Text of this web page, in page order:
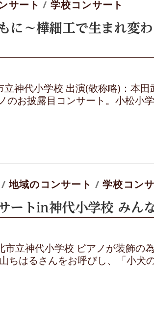
サート / 学校コンサート
に～樺細工で生まれ変
神代小学校 出演(敬称略)：本
のお披露目コンサート。小松小
/地域のコンサート /学校コン
ートin神代小学校 みん
立神代小学校 ピアノが装飾の
ちはるさんをお呼びし、「小犬